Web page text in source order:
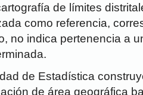
Buscar Limpiar
de límites
como referencia,
no indica pertenencia a
de Estadística
de área geográfica